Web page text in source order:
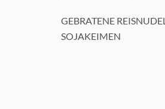
Description
GEBRATENE
SOJAKEIMEN